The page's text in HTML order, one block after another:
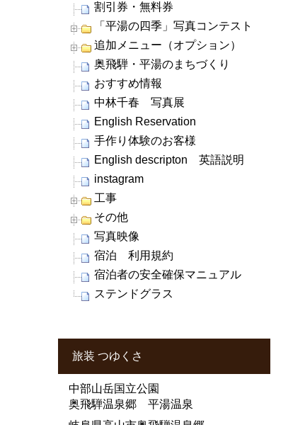
割引券・無料券
「平湯の四季」写真コンテスト
追加メニュー（オプション）
奥飛騨・平湯のまちづくり
おすすめ情報
中林千春 写真展
English Reservation
手作り体験のお客様
English descripton 英語説明
instagram
工事
その他
写真映像
宿泊 利用規約
宿泊者の安全確保マニュアル
ステンドグラス
旅装 つゆくさ
中部山岳国立公園
奥飛騨温泉郷 平湯温泉